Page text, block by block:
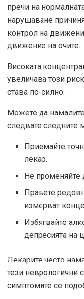
пречи на
нарушаване
контрол на
движение на очите.
Високата
увеличава този
става по-силно.
Можете да
следвате следните
Приемайте
лекар.
Не променяйте
Правете
измерват
Избягвайте
депресията на
Лекарите често
тези неврологични
симптомите се